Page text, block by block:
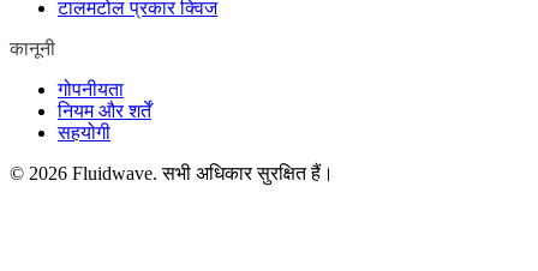
टालमटोल प्रकार क्विज
कानूनी
गोपनीयता
नियम और शर्तें
सहयोगी
© 2026 Fluidwave. सभी अधिकार सुरक्षित हैं।